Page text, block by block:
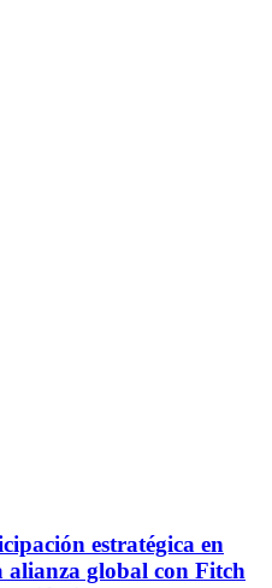
estratégica en
global con Fitch